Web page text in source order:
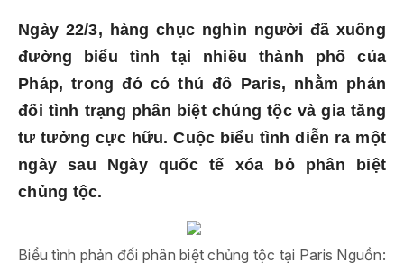
Ngày 22/3, hàng chục nghìn người đã xuống
đường biểu tình tại nhiều thành phố của
Pháp, trong đó có thủ đô Paris, nhằm phản
đối tình trạng phân biệt chủng tộc và gia tăng
tư tưởng cực hữu. Cuộc biểu tình diễn ra một
ngày sau Ngày quốc tế xóa bỏ phân biệt
chủng tộc.
Biểu tình phản đối phân biệt chủng tộc tại Paris Nguồn: